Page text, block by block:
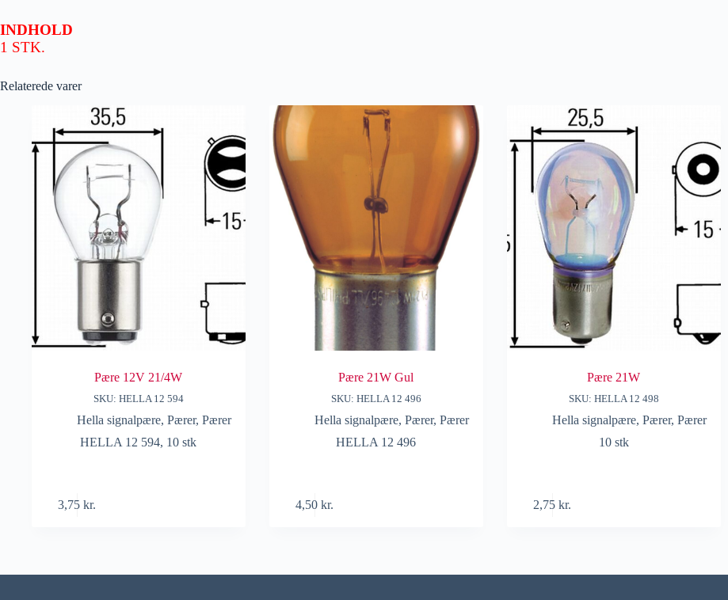
INDHOLD
1 STK.
Relaterede varer
Pære 12V 21/4W
SKU: HELLA 12 594
Hella signalpære,Pærer,Pærer
HELLA 12 594, 10 stk
3,75kr.
Pære 21W Gul
SKU: HELLA 12 496
Hella signalpære,Pærer,Pærer
HELLA 12 496
4,50kr.
Pære 21W
SKU: HELLA 12 498
Hella signalpære,Pærer,Pærer
10 stk
2,75kr.